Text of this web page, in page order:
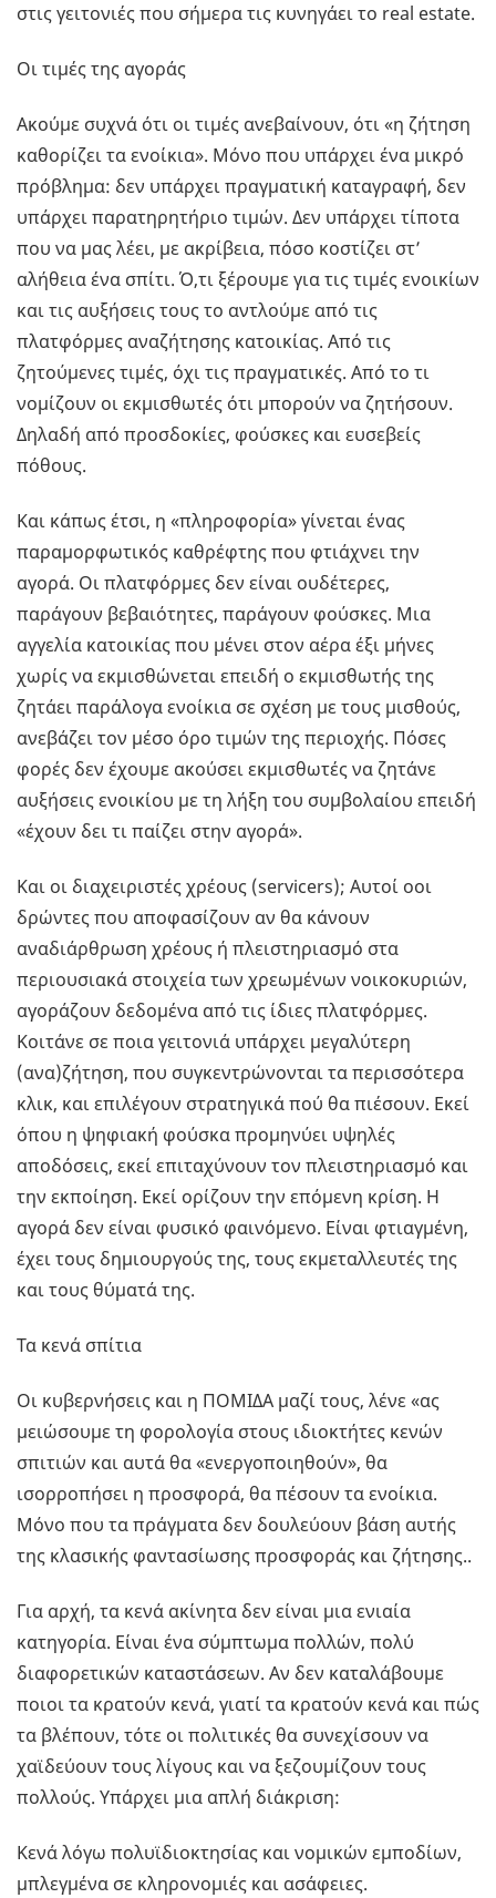
στις γειτονιές που σήμερα τις κυνηγάει το real estate.
Οι τιμές της αγοράς
Ακούμε συχνά ότι οι τιμές ανεβαίνουν, ότι «η ζήτηση
καθορίζει τα ενοίκια». Μόνο που υπάρχει ένα μικρό
πρόβλημα: δεν υπάρχει πραγματική καταγραφή, δεν
υπάρχει παρατηρητήριο τιμών. Δεν υπάρχει τίποτα
που να μας λέει, με ακρίβεια, πόσο κοστίζει στ’
αλήθεια ένα σπίτι. Ό,τι ξέρουμε για τις τιμές ενοικίων
και τις αυξήσεις τους το αντλούμε από τις
πλατφόρμες αναζήτησης κατοικίας. Από τις
ζητούμενες τιμές, όχι τις πραγματικές. Από το τι
νομίζουν οι εκμισθωτές ότι μπορούν να ζητήσουν.
Δηλαδή από προσδοκίες, φούσκες και ευσεβείς
πόθους.
Και κάπως έτσι, η «πληροφορία» γίνεται ένας
παραμορφωτικός καθρέφτης που φτιάχνει την
αγορά. Οι πλατφόρμες δεν είναι ουδέτερες,
παράγουν βεβαιότητες, παράγουν φούσκες. Μια
αγγελία κατοικίας που μένει στον αέρα έξι μήνες
χωρίς να εκμισθώνεται επειδή ο εκμισθωτής της
ζητάει παράλογα ενοίκια σε σχέση με τους μισθούς,
ανεβάζει τον μέσο όρο τιμών της περιοχής. Πόσες
φορές δεν έχουμε ακούσει εκμισθωτές να ζητάνε
αυξήσεις ενοικίου με τη λήξη του συμβολαίου επειδή
«έχουν δει τι παίζει στην αγορά».
Και οι διαχειριστές χρέους (servicers); Αυτοί οοι
δρώντες που αποφασίζουν αν θα κάνουν
αναδιάρθρωση χρέους ή πλειστηριασμό στα
περιουσιακά στοιχεία των χρεωμένων νοικοκυριών,
αγοράζουν δεδομένα από τις ίδιες πλατφόρμες.
Κοιτάνε σε ποια γειτονιά υπάρχει μεγαλύτερη
(ανα)ζήτηση, που συγκεντρώνονται τα περισσότερα
κλικ, και επιλέγουν στρατηγικά πού θα πιέσουν. Εκεί
όπου η ψηφιακή φούσκα προμηνύει υψηλές
αποδόσεις, εκεί επιταχύνουν τον πλειστηριασμό και
την εκποίηση. Εκεί ορίζουν την επόμενη κρίση. Η
αγορά δεν είναι φυσικό φαινόμενο. Είναι φτιαγμένη,
έχει τους δημιουργούς της, τους εκμεταλλευτές της
και τους θύματά της.
Τα κενά σπίτια
Οι κυβερνήσεις και η ΠΟΜΙΔΑ μαζί τους, λένε «ας
μειώσουμε τη φορολογία στους ιδιοκτήτες κενών
σπιτιών και αυτά θα «ενεργοποιηθούν», θα
ισορροπήσει η προσφορά, θα πέσουν τα ενοίκια.
Μόνο που τα πράγματα δεν δουλεύουν βάση αυτής
της κλασικής φαντασίωσης προσφοράς και ζήτησης..
Για αρχή, τα κενά ακίνητα δεν είναι μια ενιαία
κατηγορία. Είναι ένα σύμπτωμα πολλών, πολύ
διαφορετικών καταστάσεων. Αν δεν καταλάβουμε
ποιοι τα κρατούν κενά, γιατί τα κρατούν κενά και πώς
τα βλέπουν, τότε οι πολιτικές θα συνεχίσουν να
χαϊδεύουν τους λίγους και να ξεζουμίζουν τους
πολλούς. Υπάρχει μια απλή διάκριση:
Κενά λόγω πολυϊδιοκτησίας και νομικών εμποδίων,
μπλεγμένα σε κληρονομιές και ασάφειες.